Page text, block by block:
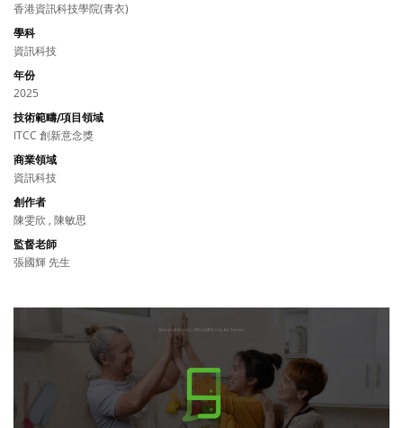
香港資訊科技學院(青衣)
學科
資訊科技
年份
2025
技術範疇/項目領域
ITCC 創新意念獎
商業領域
資訊科技
創作者
陳雯欣 , 陳敏思
監督老師
張國輝 先生